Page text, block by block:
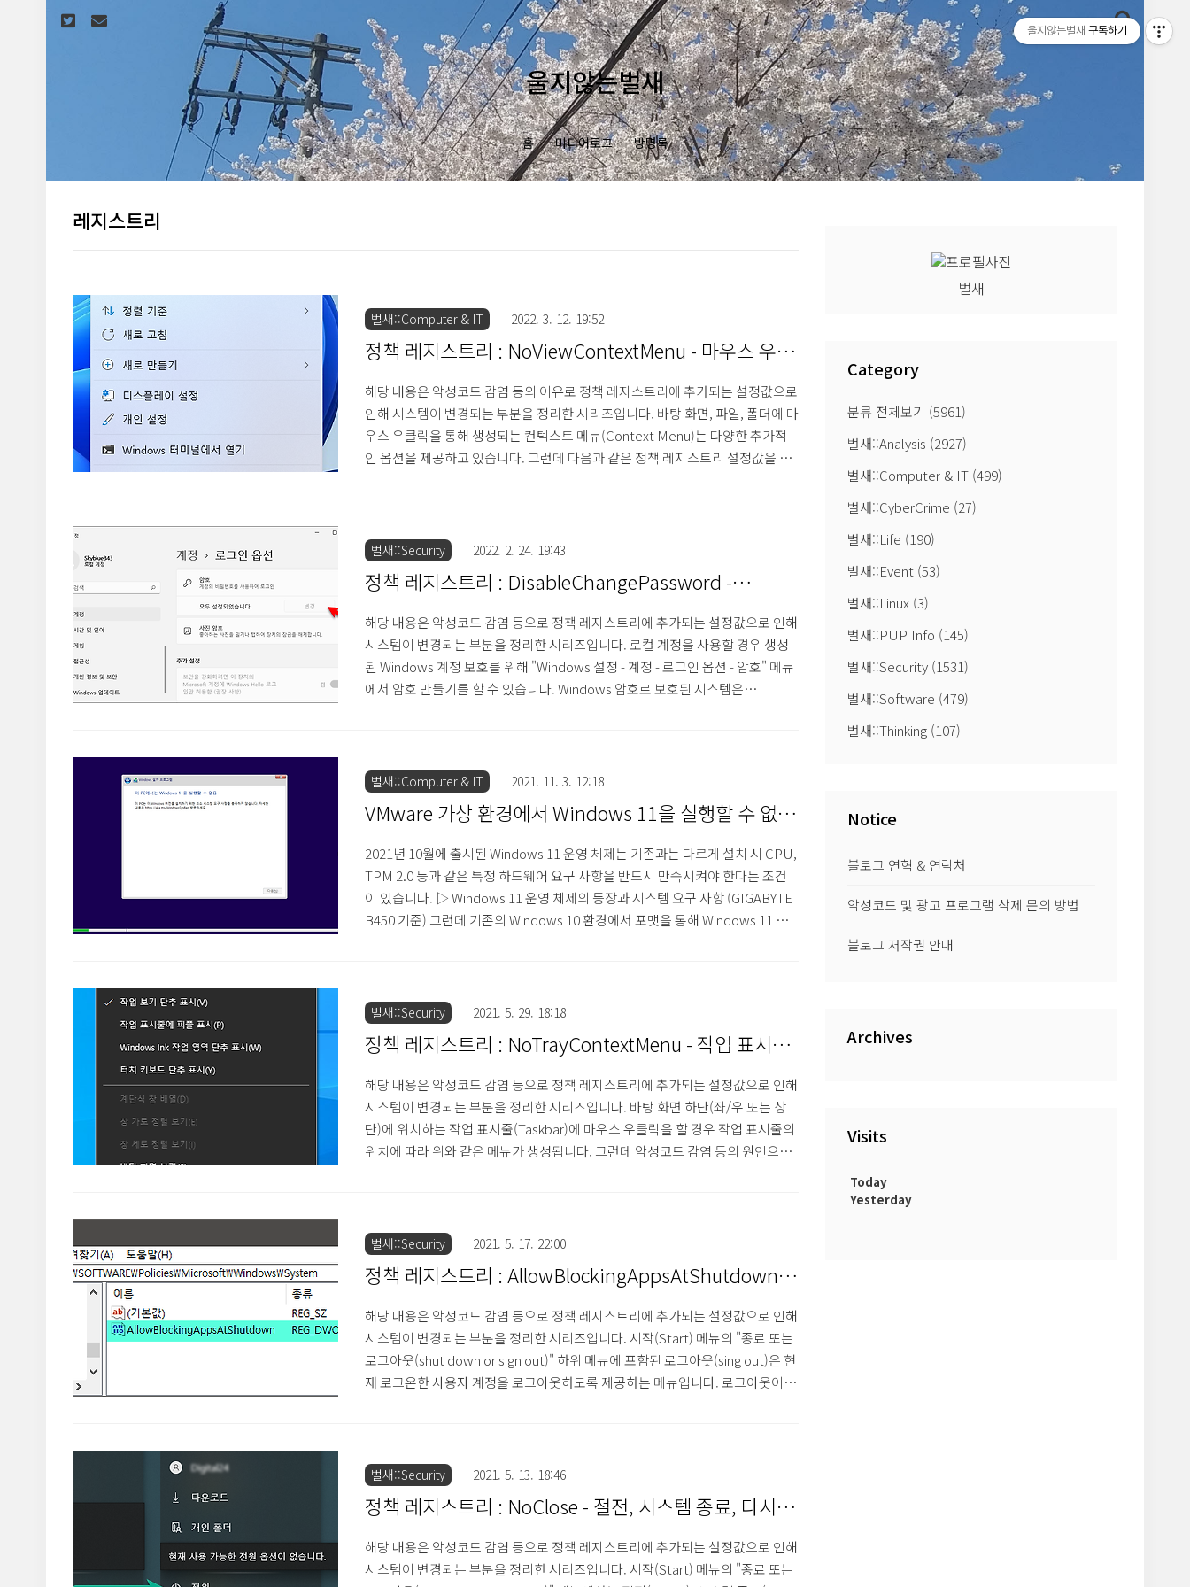
울지않는벌새
홈 미디어로그 방명록
벌새
Category
분류 전체보기 (5961)
벌새::Analysis (2927)
벌새::Computer & IT (499)
벌새::CyberCrime (27)
벌새::Life (190)
벌새::Event (53)
벌새::Linux (3)
벌새::PUP Info (145)
벌새::Security (1531)
벌새::Software (479)
벌새::Thinking (107)
Notice
블로그 연혁 & 연락처
악성코드 및 광고 프로그램 삭제 문의 방법
블로그 저작권 안내
Archives
Visits
Today
Yesterday
레지스트리
벌새::Computer & IT 2022. 3. 12. 19:52
정책 레지스트리 : NoViewContextMenu - 마우스 우클
해당 내용은 악성코드 감염 등의 이유로 정책 레지스트리에 추가되는 설정값으로
인해 시스템이 변경되는 부분을 정리한 시리즈입니다. 바탕 화면, 파일, 폴더에 마
우스 우클릭을 통해 생성되는 컨텍스트 메뉴(Context Menu)는 다양한 추가적
인 옵션을 제공하고 있습니다. 그런데 다음과 같은 정책 레지스트리 설정값을 통
/v NoViewContextMenu /t REG_DWORD /d 1 /f 레지스트리 키
벌새::Security 2022. 2. 24. 19:43
정책 레지스트리 : DisableChangePassword -
해당 내용은 악성코드 감염 등으로 정책 레지스트리에 추가되는 설정값으로 인해
시스템이 변경되는 부분을 정리한 시리즈입니다. 로컬 계정을 사용할 경우 생성
된 Windows 계정 보호를 위해 "Windows 설정 - 계정 - 로그인 옵션 - 암호" 메뉴
에서 암호 만들기를 할 수 있습니다. Windows 암호로 보호된 시스템은
등의 원인으로 설정된 암호를 변경할 수 없도록 설정할 수 있으며, 이는 일반적으
벌새::Computer & IT 2021. 11. 3. 12:18
VMware 가상 환경에서 Windows 11을 실행할 수 없는
2021년 10월에 출시된 Windows 11 운영 체제는 기존과는 다르게 설치 시 CPU,
TPM 2.0 등과 같은 특정 하드웨어 요구 사항을 반드시 만족시켜야 한다는 조건
이 있습니다. ▷ Windows 11 운영 체제의 등장과 시스템 요구 사항 (GIGABYTE
B450 기준) 그런데 기존의 Windows 10 환경에서 포맷을 통해 Windows 11 운
서 다음과 같은 메시지로 인해 설치할 수 없는 경우가 있습니다. Windows 11 운
벌새::Security 2021. 5. 29. 18:18
정책 레지스트리 : NoTrayContextMenu - 작업 표시줄
해당 내용은 악성코드 감염 등으로 정책 레지스트리에 추가되는 설정값으로 인해
시스템이 변경되는 부분을 정리한 시리즈입니다. 바탕 화면 하단(좌/우 또는 상
단)에 위치하는 작업 표시줄(Taskbar)에 마우스 우클릭을 할 경우 작업 표시줄의
위치에 따라 위와 같은 메뉴가 생성됩니다. 그런데 악성코드 감염 등의 원인으로
/v NoTrayContextMenu /t REG_DWORD /d 1 /f 레지스트리 키 HKEY_CUR..
벌새::Security 2021. 5. 17. 22:00
정책 레지스트리 : AllowBlockingAppsAtShutdown -
해당 내용은 악성코드 감염 등으로 정책 레지스트리에 추가되는 설정값으로 인해
시스템이 변경되는 부분을 정리한 시리즈입니다. 시작(Start) 메뉴의 "종료 또는
로그아웃(shut down or sign out)" 하위 메뉴에 포함된 로그아웃(sing out)은 현
재 로그온한 사용자 계정을 로그아웃하도록 제공하는 메뉴입니다. 로그아웃이 이
인으로 로그아웃 메뉴를 클릭할 경우 일시적으로 로그아웃이 이루어지지만 자동
벌새::Security 2021. 5. 13. 18:46
정책 레지스트리 : NoClose - 절전, 시스템 종료, 다시 시
해당 내용은 악성코드 감염 등으로 정책 레지스트리에 추가되는 설정값으로 인해
시스템이 변경되는 부분을 정리한 시리즈입니다. 시작(Start) 메뉴의 "종료 또는
울지않는벌새 구독하기